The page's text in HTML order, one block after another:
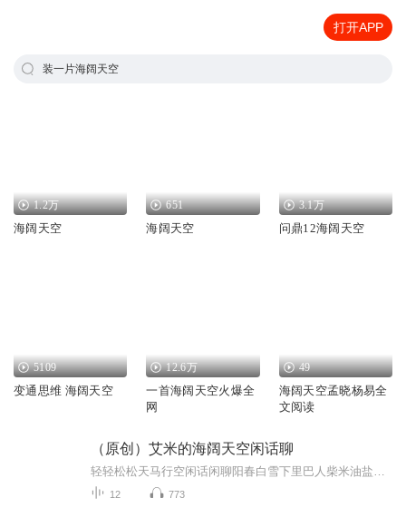
打开APP
装一片海阔天空
1.2万
海阔天空
651
海阔天空
3.1万
问鼎12海阔天空
5109
变通思维 海阔天空
12.6万
一首海阔天空火爆全
网
49
海阔天空孟晓杨易全
文阅读
（原创）艾米的海阔天空闲话聊
12 773